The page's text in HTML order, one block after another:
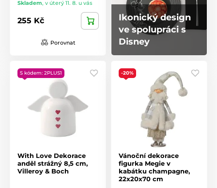
Skladem, v úterý 11. 8. u vás
255 Kč
Porovnat
Ikonický design
ve spolupráci s
Disney
S kódem: 2PLUS1
With Love Dekorace
anděl strážný 8,5 cm,
Villeroy & Boch
-20%
Vánoční dekorace
figurka Megie v
kabátku champagne,
22x20x70 cm